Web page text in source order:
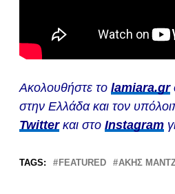
Ακολουθήστε το lamiara.gr
στην Ελλάδα και τον
Twitterκαι στο Instagram
TAGS: FEATURED ΆΚΗΣ